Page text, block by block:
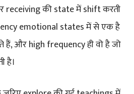
receiving की state में shift करती
emotional states में से एक है
और high frequency ही वो है जो
है।